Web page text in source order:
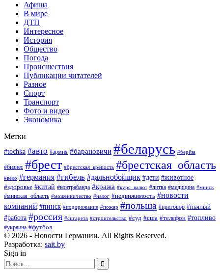
Афиша
В мире
ДТП
Интересное
История
Общество
Погода
Происшествия
Публикации читателей
Разное
Спорт
Транспорт
Фото и видео
Экономика
Метки
#tochka #авто #армия #барановичи #беларусь #берёза
#бизнес #брест #брестская_крепость #брестская_область
#вело #германия #гибель #дальнобойщик #дети #животное
#здоровье #китай #контрабанда #кража #курс_валют #литва #медицина #минск
#минская_область #мошенничество #налог #недвижимость #новости
компаний #пинск #подорожание #пожар #польша #приговор #пьяный
#работа #россия #сигарета #строительство #суд #сша #телефон #топливо
#украина #футбол
© 2026 - Новости Германии. All Rights Reserved.
Разработка: sait.by
Sign in